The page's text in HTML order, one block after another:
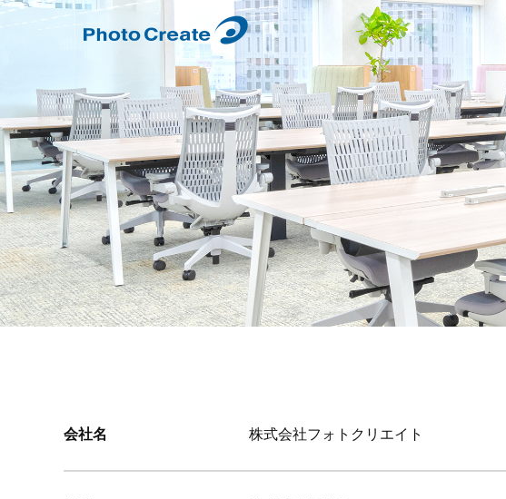
サービス一覧 オルスポ
フォトチョイス スナップパーク
ピックミー フォトソリューション
ニュース一覧 プレスリリース
会社情報 会社概要
お問い合わせ フォトソリューション
採用 カメラマン採用
会社名 株式会社フォトクリエイト